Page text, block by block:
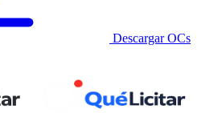
Descargar OCs